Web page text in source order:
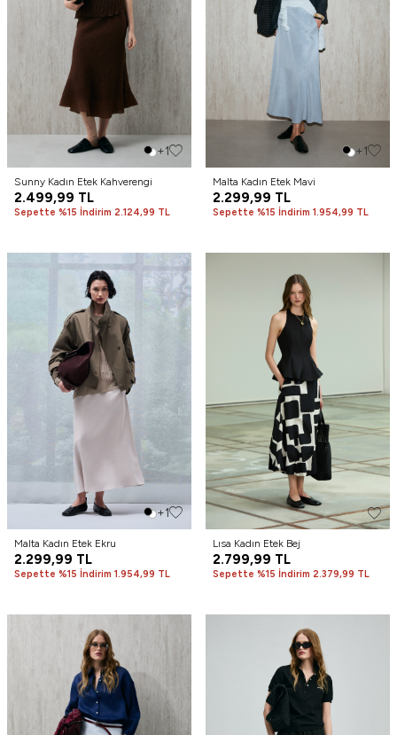
+1
Sunny Kadın Etek Kahverengi
2.499,99 TL
Sepette %15 İndirim 2.124,99 TL
+1
Malta Kadın Etek Mavi
2.299,99 TL
Sepette %15 İndirim 1.954,99 TL
+1
Malta Kadın Etek Ekru
2.299,99 TL
Sepette %15 İndirim 1.954,99 TL
Lısa Kadın Etek Bej
2.799,99 TL
Sepette %15 İndirim 2.379,99 TL